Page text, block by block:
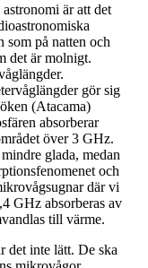
är att det
som på natten och
det är molnigt.
gör sig
(Atacama)
absorberar
över 3 GHz.
glada, medan
och
där vi
GHz absorberas av
till värme.
det inte lätt. De ska